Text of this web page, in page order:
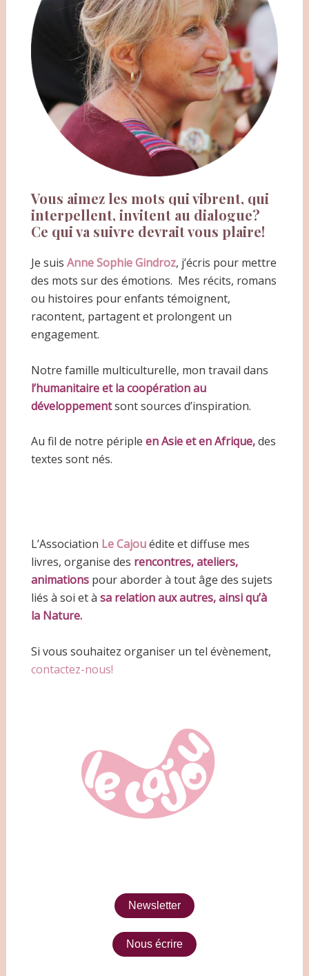
Vous aimez les mots qui vibrent, qui
interpellent, invitent au dialogue?
Ce qui va suivre devrait vous plaire!
Je suis Anne Sophie Gindroz, j’écris pour mettre
des mots sur des émotions. Mes récits, romans
ou histoires pour enfants témoignent,
racontent, partagent et prolongent un
engagement.
Notre famille multiculturelle, mon travail dans
l’humanitaire et la coopération au
développementsont sources d’inspiration.
Au fil de notre périple en Asie et en Afrique,des
textes sont nés.
L’Association Le Cajouédite et diffuse mes
livres, organise des rencontres, ateliers,
animationspour aborder à tout âge des sujets
liés à soi et à sa relation aux autres, ainsi qu’à
la Nature.
Si vous souhaitez organiser un tel évènement,
contactez-nous!
Newsletter
Nous écrire